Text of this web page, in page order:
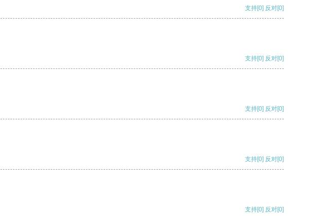
支持[0] 反对[0]
支持[0] 反对[0]
支持[0] 反对[0]
支持[0] 反对[0]
支持[0] 反对[0]